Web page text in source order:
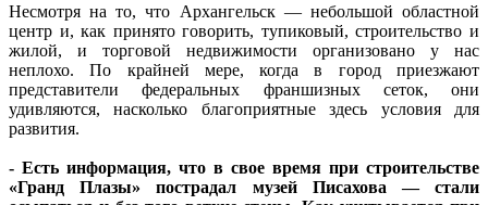
Несмотря на то, что Архангельск — небольшой областной
центр и, как принято говорить, тупиковый, строительство и
жилой, и торговой недвижимости организовано у нас
неплохо. По крайней мере, когда в город приезжают
представители федеральных франшизных сеток, они
удивляются, насколько благоприятные здесь условия для
развития.
- Есть информация, что в свое время при строительстве
«Гранд Плазы» пострадал музей Писахова — стали